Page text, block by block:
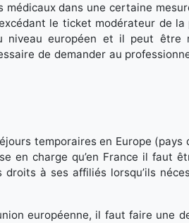
dans une certaine
le ticket modérateur de
niveau européen et il peut être
de demander au
temporaires en Europe (pays
en charge qu’en France il faut
droits à ses affiliés lorsqu’ils
européenne, il faut faire une